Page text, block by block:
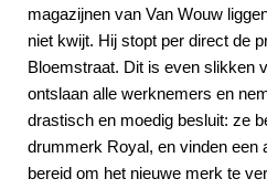
magazijnen van Van Wouw
niet kwijt. Hij stopt per direct de
Bloemstraat. Dit is even slikken
ontslaan alle werknemers en
drastisch en moedig besluit: ze
drummerk Royal, en vinden een
bereid om het nieuwe merk te